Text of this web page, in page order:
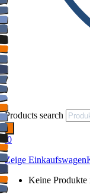
Products search
0
Zeige Einkaufswagen
Keine Produkte